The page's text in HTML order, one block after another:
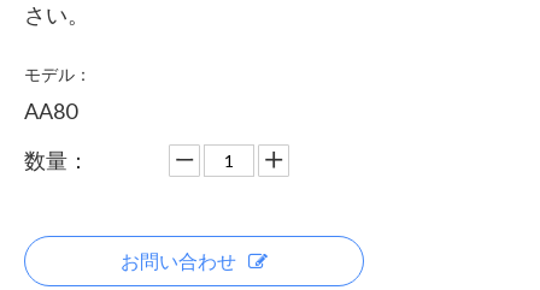
さい。
モデル：
AA80
数量：
お問い合わせ